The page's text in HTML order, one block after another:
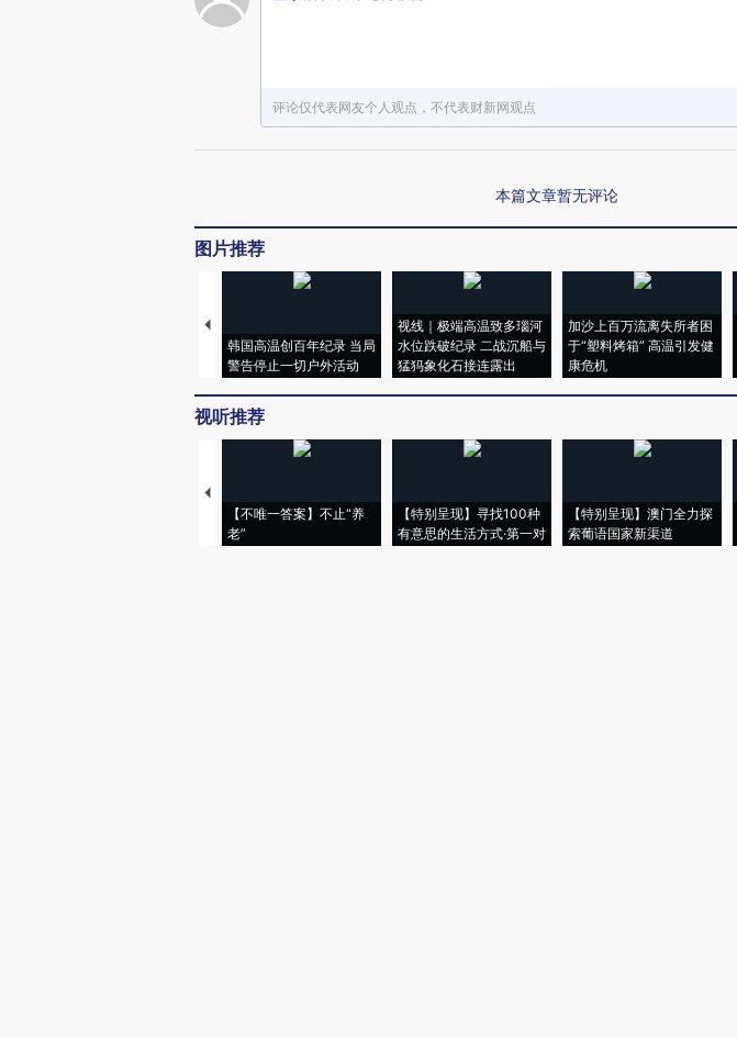
评论仅代表网友个人观点，不代表财新网观点
本篇文章暂无评论
图片推荐
韩国高温创百年纪录 当局
警告停止一切户外活动
视线｜极端高温致多瑙河
水位跌破纪录 二战沉船与
猛犸象化石接连露出
加沙上百万流离失所者困
于“塑料烤箱” 高温引发健
康危机
视听推荐
【不唯一答案】不止“养
老”
【特别呈现】寻找100种
有意思的生活方式·第一对
【特别呈现】澳门全力探
索葡语国家新渠道